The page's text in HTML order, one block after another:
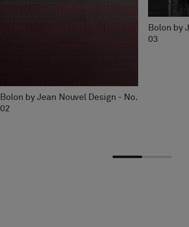
Bolon by Jean Nouvel Design - No.
02
Bolon by
03